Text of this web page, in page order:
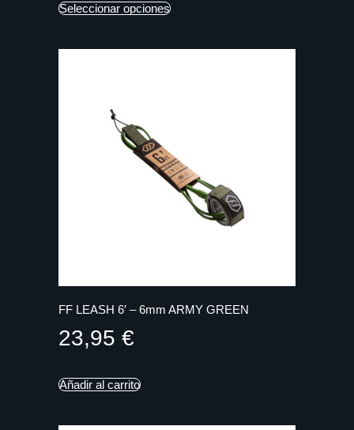
Seleccionar opciones
FF LEASH 6′ – 6mm ARMY GREEN
23,95 €
Añadir al carrito